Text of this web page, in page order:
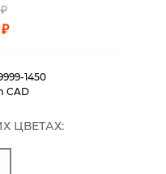
1450
CAD
ЦВЕТАХ: